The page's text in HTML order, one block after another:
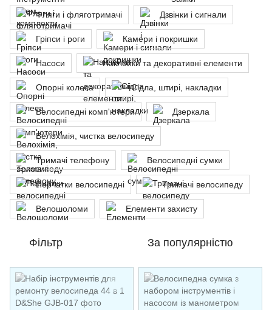
Фляги і фляготримачі Дзвінки і сигнали
Гріпси і роги Камери і покришки
Насоси Наклейки та декоративні елементи
Опорні колеса Сідла, штирі, накладки
Велосипедні комп'ютери Дзеркала
Велохімія, чистка велосипеду
Тримачі телефону Велосипедні сумки
Перчатки велосипедні Тримачі велосипеду
Велошоломи Елементи захисту
Фільтр За популярністю